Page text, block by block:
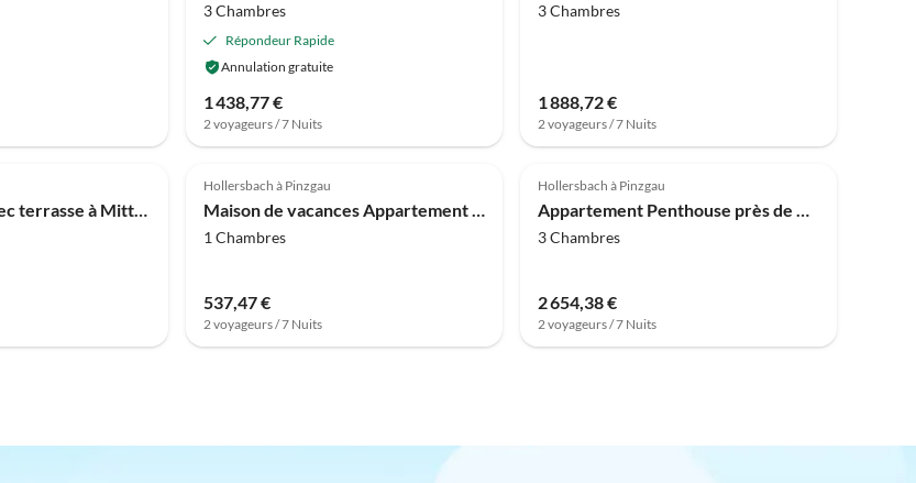
3 Chambres
Répondeur Rapide
Annulation gratuite
1 438,77 €
2 voyageurs / 7 Nuits
3 Chambres
1 888,72 €
2 voyageurs / 7 Nuits
Appartement avec terrasse à Mittersill
Hollersbach à Pinzgau
Maison de vacances Appartement à Hollersbach avec terrasse
1 Chambres
537,47 €
2 voyageurs / 7 Nuits
Hollersbach à Pinzgau
Appartement Penthouse près de Mittersill
3 Chambres
2 654,38 €
2 voyageurs / 7 Nuits